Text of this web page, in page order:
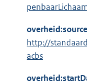
overheid:source
http://
acbs